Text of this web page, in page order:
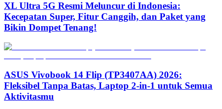
XL Ultra 5G Resmi Meluncur di Indonesia:
Kecepatan Super, Fitur Canggih, dan Paket yang
Bikin Dompet Tenang!
ASUS Vivobook 14 Flip (TP3407AA) 2026:
Fleksibel Tanpa Batas, Laptop 2-in-1 untuk Semua
Aktivitasmu